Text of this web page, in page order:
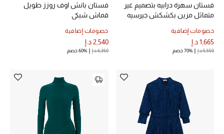
فستان سهرة درابيه بتصميم غير
متماثل مزين بكشكش جيرسيه
خصومات إضافية
1,665 د.إ
5,550 د.إ 70% خصم
فستان بانش اوف روزز طويل
قماش شبكي
خصومات إضافية
2,540 د.إ
6,350 د.إ 60% خصم